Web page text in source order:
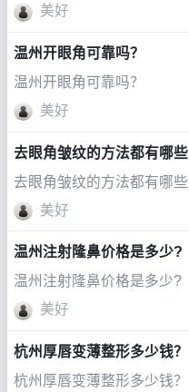
美好
温州开眼角可靠吗？
温州开眼角可靠吗？
美好
去眼角皱纹的方法都有哪些
去眼角皱纹的方法都有哪些
美好
温州注射隆鼻价格是多少?
温州注射隆鼻价格是多少?
美好
杭州厚唇变薄整形多少钱？
杭州厚唇变薄整形多少钱？